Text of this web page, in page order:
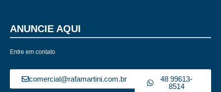
ANUNCIE AQUI
Entre em contato
comercial@rafamartini.com.br
48 99613-
8514